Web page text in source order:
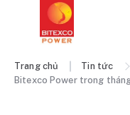
Trang chủ Tin tức
Bitexco Power trong